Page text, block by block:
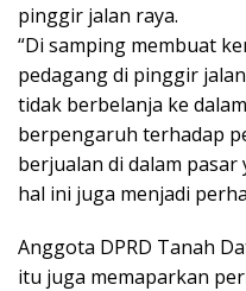
pinggir jalan raya.
“Di samping membuat
pedagang di pinggir
tidak berbelanja ke
berpengaruh terhadap
berjualan di dalam
hal ini juga menjadi
Anggota DPRD Tanah
itu juga memaparkan